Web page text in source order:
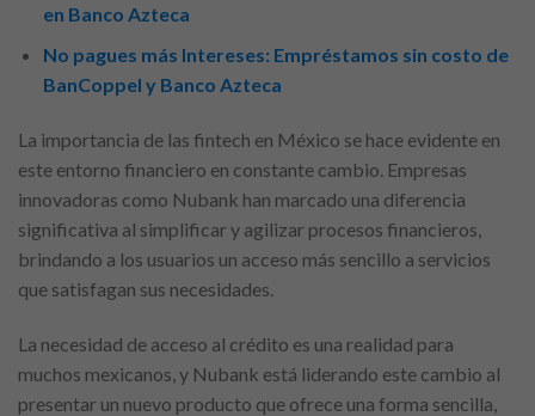
en Banco Azteca
No pagues más Intereses: Empréstamos sin costo de
BanCoppel y Banco Azteca
La importancia de las fintech en México se hace evidente en
este entorno financiero en constante cambio. Empresas
innovadoras como Nubank han marcado una diferencia
significativa al simplificar y agilizar procesos financieros,
brindando a los usuarios un acceso más sencillo a servicios
que satisfagan sus necesidades.
La necesidad de acceso al crédito es una realidad para
muchos mexicanos, y Nubank está liderando este cambio al
presentar un nuevo producto que ofrece una forma sencilla,